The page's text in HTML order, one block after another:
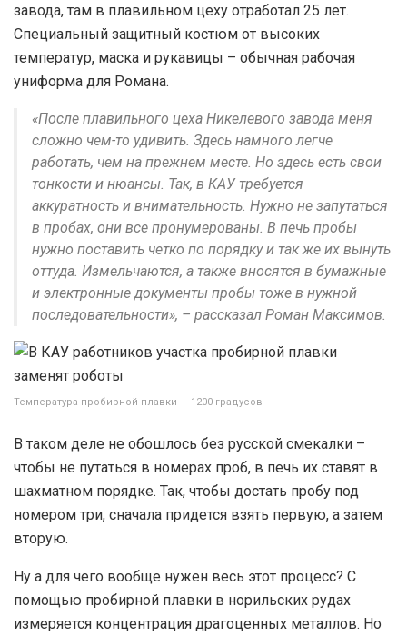
завода, там в плавильном цеху отработал 25 лет.
Специальный защитный костюм от высоких
температур, маска и рукавицы – обычная рабочая
униформа для Романа.
«После плавильного цеха Никелевого завода меня
сложно чем-то удивить. Здесь намного легче
работать, чем на прежнем месте. Но здесь есть свои
тонкости и нюансы. Так, в КАУ требуется
аккуратность и внимательность. Нужно не запутаться
в пробах, они все пронумерованы. В печь пробы
нужно поставить четко по порядку и так же их вынуть
оттуда. Измельчаются, а также вносятся в бумажные
и электронные документы пробы тоже в нужной
последовательности», – рассказал Роман Максимов.
Температура пробирной плавки — 1200 градусов
В таком деле не обошлось без русской смекалки –
чтобы не путаться в номерах проб, в печь их ставят в
шахматном порядке. Так, чтобы достать пробу под
номером три, сначала придется взять первую, а затем
вторую.
Ну а для чего вообще нужен весь этот процесс? С
помощью пробирной плавки в норильских рудах
измеряется концентрация драгоценных металлов. Но